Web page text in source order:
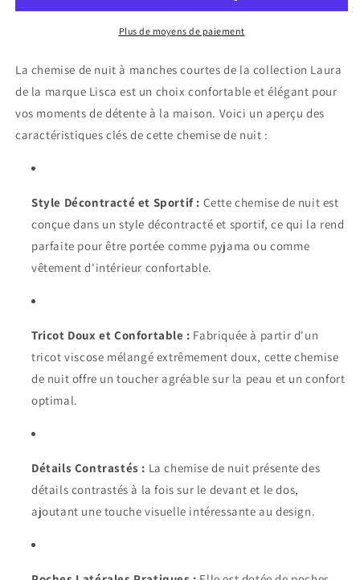
manches
Lisca
manches
courtes
Lisca
Plus de moyens de paiement
La chemise de nuit à manches courtes de la collection Laura
de la marque Lisca est un choix confortable et élégant pour
vos moments de détente à la maison. Voici un aperçu des
caractéristiques clés de cette chemise de nuit :
Style Décontracté et Sportif : Cette chemise de nuit est
conçue dans un style décontracté et sportif, ce qui la rend
parfaite pour être portée comme pyjama ou comme
vêtement d'intérieur confortable.
Tricot Doux et Confortable : Fabriquée à partir d'un
tricot viscose mélangé extrêmement doux, cette chemise
de nuit offre un toucher agréable sur la peau et un confort
optimal.
Détails Contrastés : La chemise de nuit présente des
détails contrastés à la fois sur le devant et le dos,
ajoutant une touche visuelle intéressante au design.